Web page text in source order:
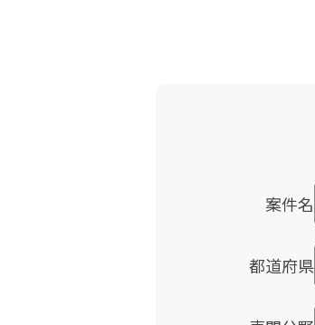
案件名
都道府県